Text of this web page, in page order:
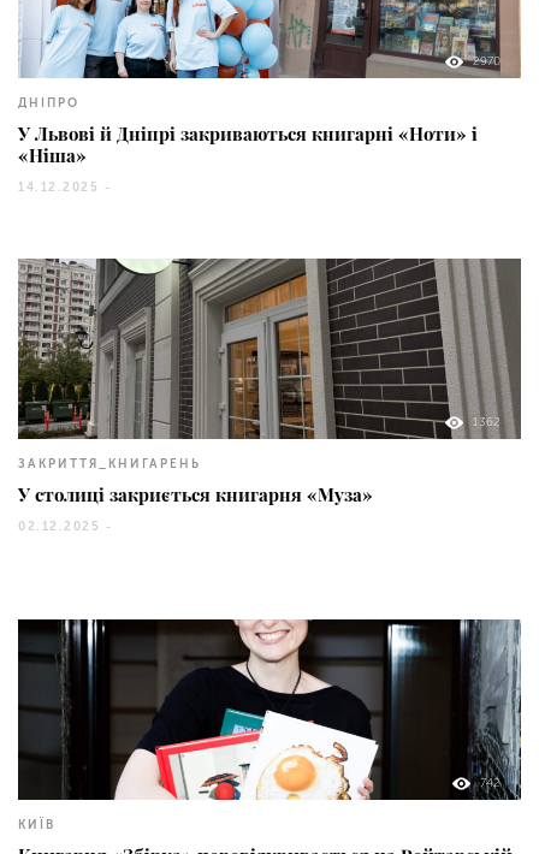
2970
ДНІПРО
У Львові й Дніпрі закриваються книгарні «Ноти» і
«Ніша»
14.12.2025 -
1362
ЗАКРИТТЯ_КНИГАРЕНЬ
У столиці закриється книгарня «Муза»
02.12.2025 -
742
КИЇВ